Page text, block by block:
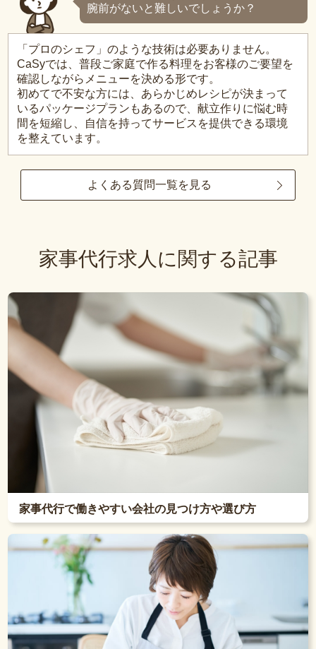
腕前がないと難しいでしょうか？
「プロのシェフ」のような技術は必要ありません。
CaSyでは、普段ご家庭で作る料理をお客様のご要望を
確認しながらメニューを決める形です。
初めてで不安な方には、あらかじめレシピが決まって
いるパッケージプランもあるので、献立作りに悩む時
間を短縮し、自信を持ってサービスを提供できる環境
を整えています。
よくある質問一覧を見る
家事代行求人に関する記事
家事代行で働きやすい会社の見つけ方や選び方